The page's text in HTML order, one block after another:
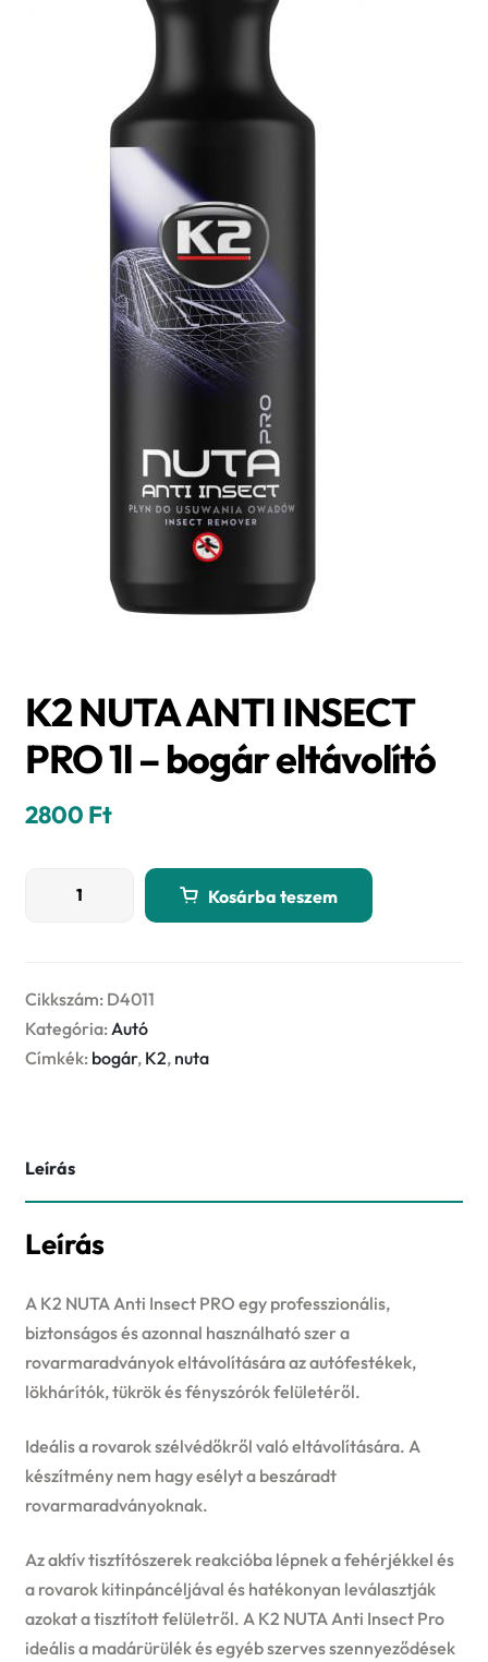
K2 NUTA ANTI INSECT
PRO 1l – bogár eltávolító
2800 Ft
PRO
1l
-
Kosárba teszem
Cikkszám: D4011
Kategória: Autó
Címkék: bogár, K2, nuta
Leírás
Leírás
A K2 NUTA Anti Insect PRO egy professzionális,
biztonságos és azonnal használható szer a
rovarmaradványok eltávolítására az autófestékek,
lökhárítók, tükrök és fényszórók felületéről.
Ideális a rovarok szélvédőkről való eltávolítására. A
készítmény nem hagy esélyt a beszáradt
rovarmaradványoknak.
Az aktív tisztítószerek reakcióba lépnek a fehérjékkel és
a rovarok kitinpáncéljával és hatékonyan leválasztják
azokat a tisztított felületről. A K2 NUTA Anti Insect Pro
ideális a madárürülék és egyéb szerves szennyeződések